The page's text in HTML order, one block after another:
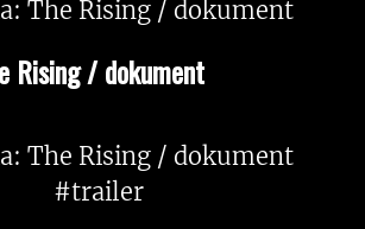
Rising / dokument